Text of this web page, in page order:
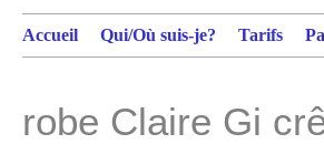
Accueil Qui/Où suis-je? Tarifs
robe Claire Gi